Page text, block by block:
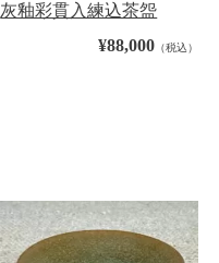
灰釉彩貫入練込茶盌
¥88,000（税込）